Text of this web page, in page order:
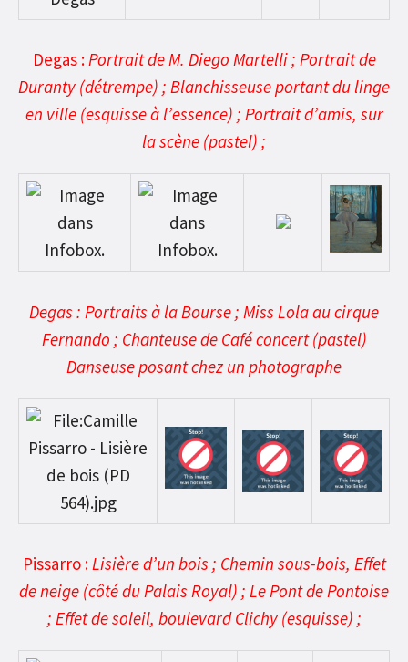
Degas :Portrait de M. Diego Martelli ; Portrait de
Duranty (détrempe) ; Blanchisseuse portant du linge
en ville (esquisse à l’essence) ; Portrait d’amis, sur
la scène (pastel) ;
Degas : Portraits à la Bourse ; Miss Lola au cirque
Fernando ; Chanteuse de Café concert (pastel)
Danseuse posant chez un photographe
Pissarro :Lisière d’un bois ; Chemin sous-bois, Effet
de neige (côté du Palais Royal) ; Le Pont de Pontoise
; Effet de soleil, boulevard Clichy (esquisse) ;